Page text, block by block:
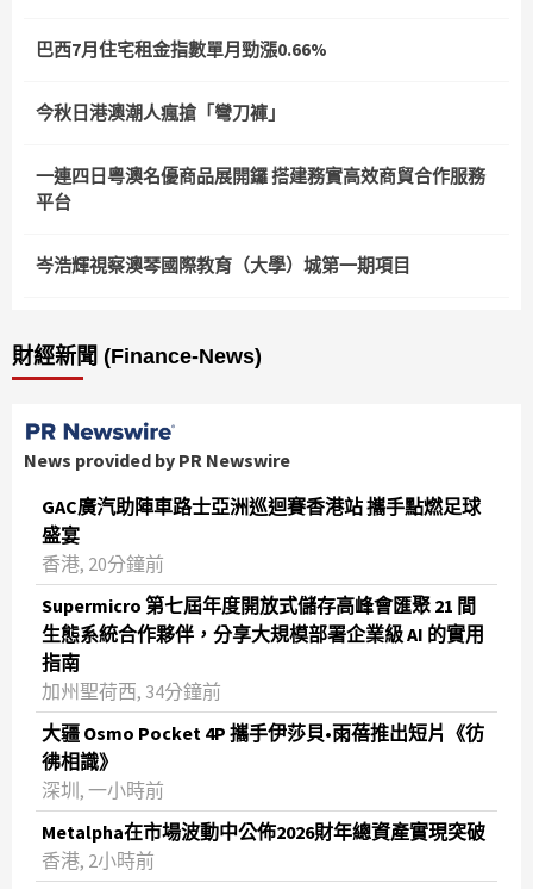
巴西7月住宅租金指數單月勁漲0.66%
今秋日港澳潮人瘋搶「彎刀褲」
一連四日粵澳名優商品展開鑼 搭建務實高效商貿合作服務
平台
岑浩輝視察澳琴國際教育（大學）城第一期項目
財經新聞 (Finance-News)
News provided by PR Newswire
GAC廣汽助陣車路士亞洲巡迴賽香港站 攜手點燃足球
盛宴
香港, 20分鐘前
Supermicro 第七屆年度開放式儲存高峰會匯聚 21 間
生態系統合作夥伴，分享大規模部署企業級 AI 的實用
指南
加州聖荷西, 34分鐘前
大疆 Osmo Pocket 4P 攜手伊莎貝•雨蓓推出短片《彷
彿相識》
深圳, 一小時前
Metalpha在市場波動中公佈2026財年總資產實現突破
‌香港, 2小時前